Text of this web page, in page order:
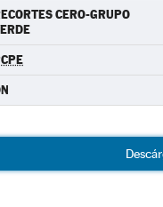
CERO-GRUPO